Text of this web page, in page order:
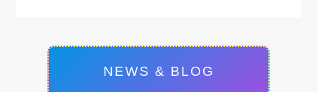
NEWS & BLOG